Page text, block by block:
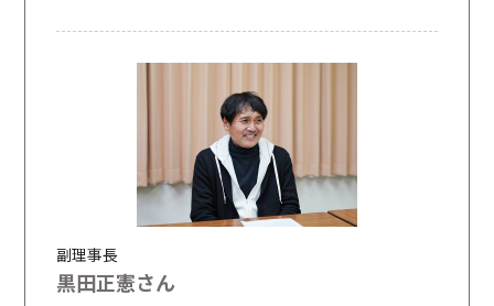
副理事長
黒田正憲さん